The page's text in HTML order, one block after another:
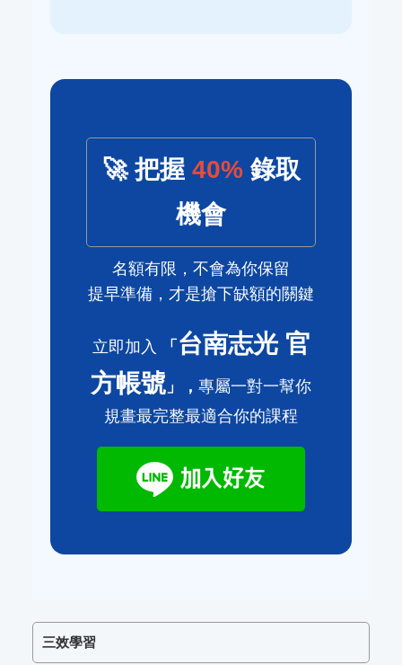
🚀 把握40%錄取
機會
名額有限，不會為你保留
提早準備，才是搶下缺額的關鍵
立即加入 「 台南志光 官
方帳號 」， 專屬一對一幫你
規畫最完整最適合你的課程
三效學習